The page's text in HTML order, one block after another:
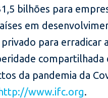
bilhões para
em
para erradicar
compartilhada
da pandemia da
www.ifc.org.